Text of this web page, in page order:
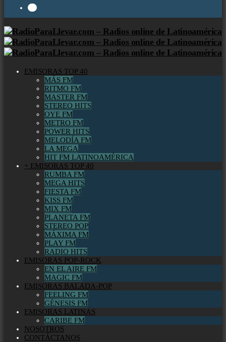
EMISORAS TOP 40
MÁS FM
RITMO FM
MASTER FM
STEREO HITS
OYE FM
METRO FM
POWER HITS
MELODÍA FM
LA MEGA
HIT FM LATINOAMÉRICA
+ EMISORAS TOP 40
RUMBA FM
MEGA HITS
FIESTA FM
KISS FM
MIX FM
PLANETA FM
STEREO POP
MÁXIMA FM
PLAY FM
RADIO HITS
EMISORAS POP-ROCK
EN EL AIRE FM
MAGIC FM
EMISORAS BALADA-POP
FEELING FM
GÉNESIS FM
EMISORAS LATINAS
CARIBE FM
NOSOTROS
CONTÁCTANOS